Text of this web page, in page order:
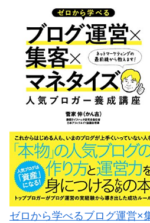
ゼロから学べるブログ運営×